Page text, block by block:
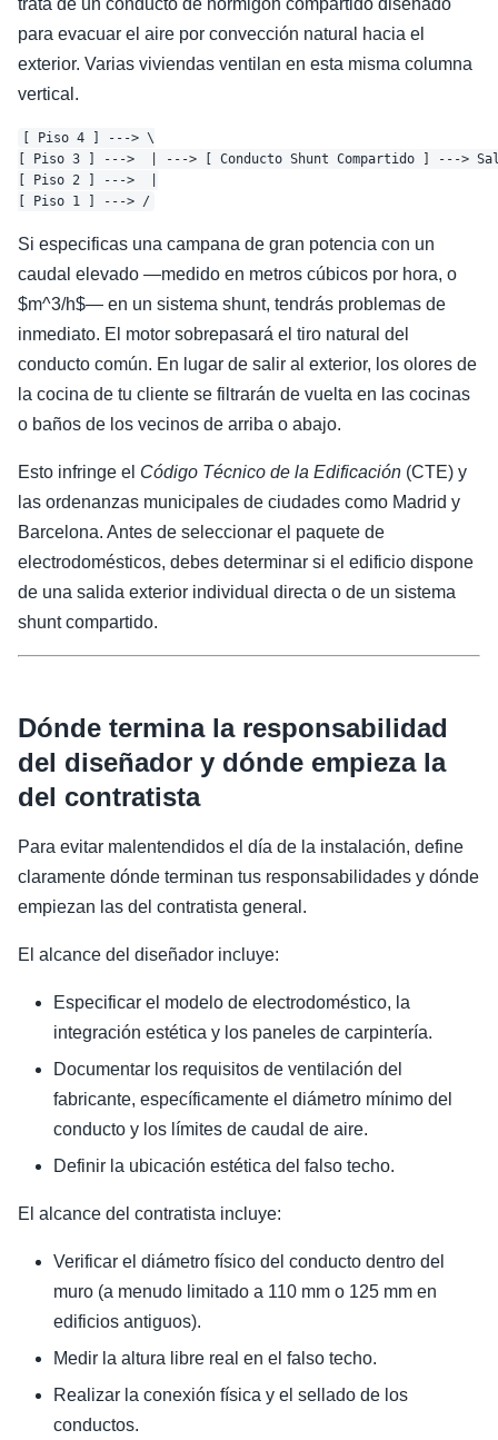
para evacuar el aire por convección natural hacia el
exterior. Varias viviendas ventilan en esta misma columna
vertical.
[ Piso 4 ] ---> \
[ Piso 3 ] --->  | ---> [ Conducto Shunt Compartido ] --->
[ Piso 2 ] --->  |
Si especificas una campana de gran potencia con un
caudal elevado —medido en metros cúbicos por hora, o
$m^3/h$— en un sistema shunt, tendrás problemas de
inmediato. El motor sobrepasará el tiro natural del
conducto común. En lugar de salir al exterior, los olores de
la cocina de tu cliente se filtrarán de vuelta en las cocinas
o baños de los vecinos de arriba o abajo.
Esto infringe el Código Técnico de la Edificación (CTE) y
las ordenanzas municipales de ciudades como Madrid y
Barcelona. Antes de seleccionar el paquete de
electrodomésticos, debes determinar si el edificio dispone
de una salida exterior individual directa o de un sistema
shunt compartido.
Dónde termina la responsabilidad
del diseñador y dónde empieza la
del contratista
Para evitar malentendidos el día de la instalación, define
claramente dónde terminan tus responsabilidades y dónde
empiezan las del contratista general.
El alcance del diseñador incluye:
Especificar el modelo de electrodoméstico, la
integración estética y los paneles de carpintería.
Documentar los requisitos de ventilación del
fabricante, específicamente el diámetro mínimo del
conducto y los límites de caudal de aire.
Definir la ubicación estética del falso techo.
El alcance del contratista incluye:
Verificar el diámetro físico del conducto dentro del
muro (a menudo limitado a 110 mm o 125 mm en
edificios antiguos).
Medir la altura libre real en el falso techo.
Realizar la conexión física y el sellado de los
conductos.